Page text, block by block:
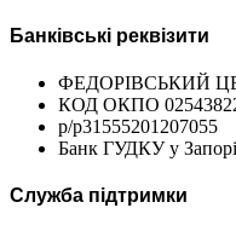
Банківські реквізити
ФЕДОРІВСЬКИЙ
КОД ОКПО
р/р31555201207055
Банк ГУДКУ у
Служба підтримки